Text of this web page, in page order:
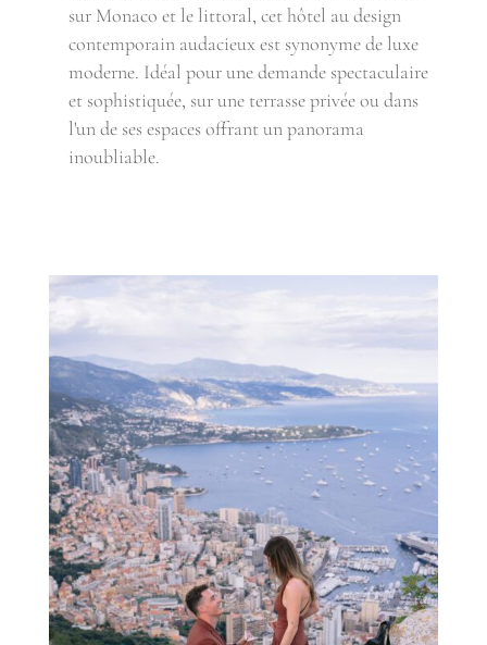
sur Monaco et le littoral, cet hôtel au design
contemporain audacieux est synonyme de luxe
moderne. Idéal pour une demande spectaculaire
et sophistiquée, sur une terrasse privée ou dans
l'un de ses espaces offrant un panorama
inoubliable.